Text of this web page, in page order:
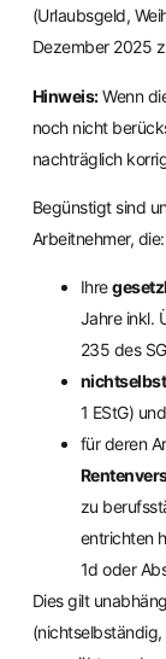
(Urlaubsgeld,
Dezember 2025
Hinweis:Wenn
noch nicht
nachträglich
Begünstigt sind
Arbeitnehmer, die:
Ihre
Jahre inkl.
235 des
1 EStG) und
für deren
zu
entrichten
1d oder
Dies gilt